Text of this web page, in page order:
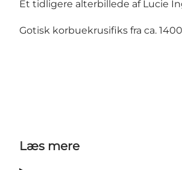
Et tidligere alterbillede af Lucie
Gotisk korbuekrusifiks fra ca.
Læs mere